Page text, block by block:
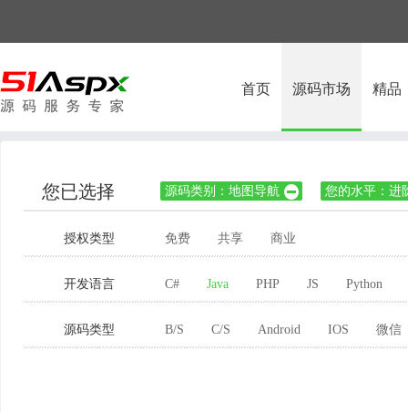
首页 源码市场 精品
您已选择 源码类别：地图导航  您的水平：进
授权类型 免费 共享 商业
开发语言 C# Java PHP JS Python
源码类型 B/S C/S Android IOS 微信